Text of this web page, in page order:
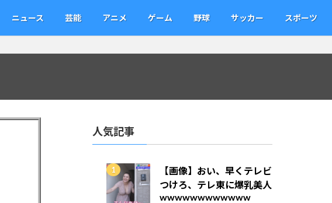
ニュース 芸能 アニメ ゲーム 野球 サッカー スポーツ
人気記事
【画像】おい、早くテレビ
つけろ、テレ東に爆乳美人
wwwwwwwwwwww